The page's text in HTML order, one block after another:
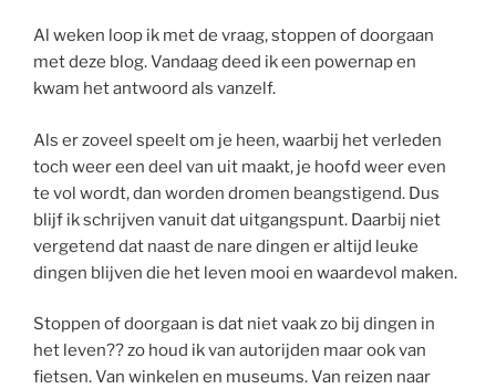
Al weken loop ik met de vraag, stoppen of doorgaan
met deze blog. Vandaag deed ik een powernap en
kwam het antwoord als vanzelf.
Als er zoveel speelt om je heen, waarbij het verleden
toch weer een deel van uit maakt, je hoofd weer even
te vol wordt, dan worden dromen beangstigend. Dus
blijf ik schrijven vanuit dat uitgangspunt. Daarbij niet
vergetend dat naast de nare dingen er altijd leuke
dingen blijven die het leven mooi en waardevol maken.
Stoppen of doorgaan is dat niet vaak zo bij dingen in
het leven?? zo houd ik van autorijden maar ook van
fietsen. Van winkelen en museums. Van reizen naar